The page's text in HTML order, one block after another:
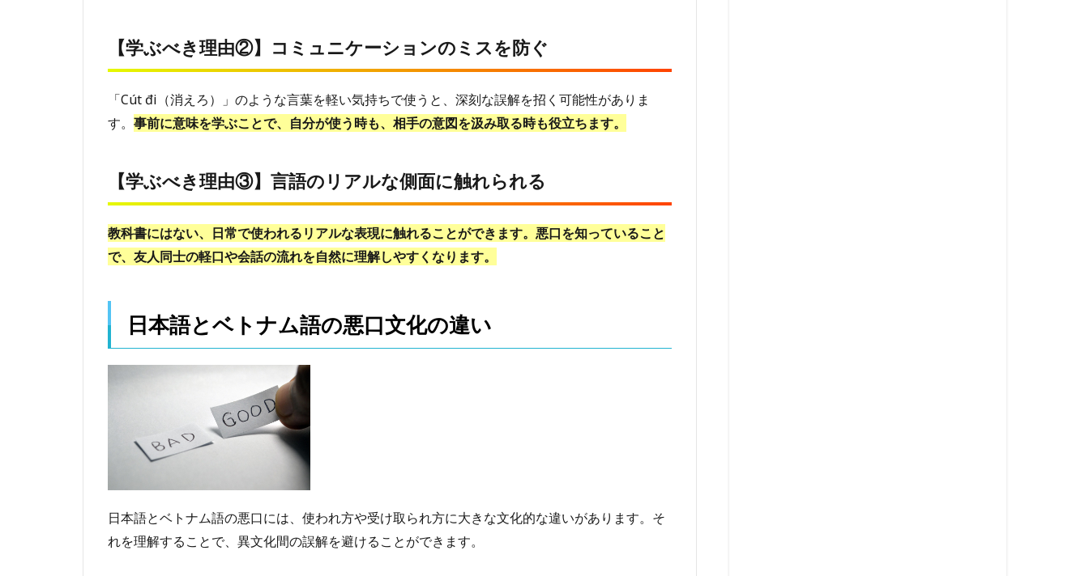
を防
ぐ
【学
ぶべ
き理
言語
のリ
アル
な側
面に
2
日
ト
語
悪
口
【学ぶべき理由②】 コミュニケーションのミスを防ぐ
「Cút đi（消えろ）」のような言葉を軽い気持ちで使うと、深刻な誤解を招く可能性がありま
す。 事前に意味を学ぶことで、自分が使う時も、相手の意図を汲み取る時も役立ちます。
【学ぶべき理由③】 言語のリアルな側面に触れられる
教科書にはない、日常で使われるリアルな表現に触れることができます。悪口を知っていること
で、友人同士の軽口や会話の流れを自然に理解しやすくなります。
日本語とベトナム語の悪口文化の違い
日本語とベトナム語の悪口には、使われ方や受け取られ方に大きな文化的な違いがあります。そ
れを理解することで、異文化間の誤解を避けることができます。